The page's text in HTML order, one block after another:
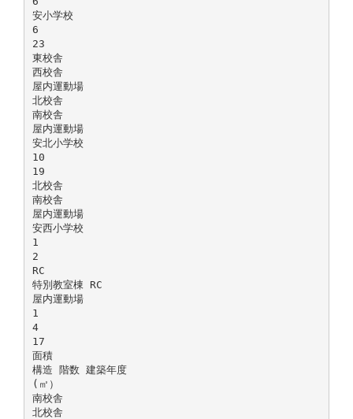
安小学校
6
23
東校舎
西校舎
屋内運動場
北校舎
南校舎
屋内運動場
安北小学校
10
19
北校舎
南校舎
屋内運動場
安西小学校
1
2
RC
特別教室棟 RC
屋内運動場
1
4
17
面積
構造 階数 建築年度
(㎡）
南校舎
北校舎